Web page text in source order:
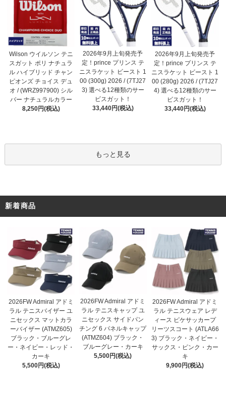
Wilson ウイルソン テニ
スガット ポリ ナチュラ
ル ハイブリッド チャン
ピオンズ チョイス デュ
オ / (WRZ997900) シル
バー ナチュラルカラー
8,250円(税込)
2026年9月上旬発売予
定！prince プリンス テ
ニスラケット ビースト 1
00 (300g) 2026 / (7TJ27
3) 選べる12種類のサー
ビスガット！
33,440円(税込)
2026年9月上旬発売予
定！prince プリンス テ
ニスラケット ビースト 1
00 (280g) 2026 / (7TJ27
4) 選べる12種類のサー
ビスガット！
33,440円(税込)
もっと見る
新着商品
2026FW Admiral アドミ
ラル テニスバイザー ユ
ニセックス マットカラ
ーバイザー (ATMZ605)
ブラック・ブルーグレ
ー・ネイビー・レッド・
カーキ
5,500円(税込)
2026FW Admiral アドミ
ラル テニスキャップ ユ
ニセックス サイドパン
チング 6 パネルキャップ
(ATMZ604) ブラック・
ブルーグレー・カーキ
5,500円(税込)
2026FW Admiral アドミ
ラル テニスウェア レデ
ィース ピケサッカープ
リーツスコート (ATLA66
3) ブラック・ネイビー・
サックス・ピンク・カー
キ
9,900円(税込)